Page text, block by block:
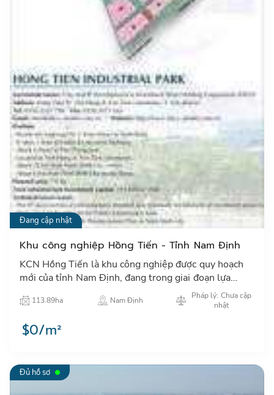
Đang cập nhật
Khu công nghiệp Hồng Tiến - Tỉnh Nam Định
KCN Hồng Tiến là khu công nghiệp được quy hoạch
mới của tỉnh Nam Định, đang trong giai đoạn lựa
113.89ha Nam Định
Pháp lý: Chưa cập
nhật
$0/m²
Đủ hồ sơ